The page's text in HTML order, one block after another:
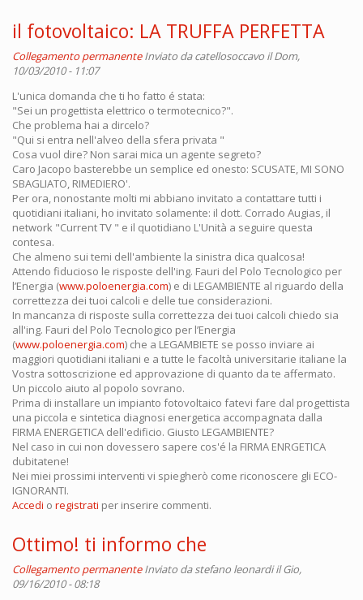
il fotovoltaico: LA TRUFFA PERFETTA
Collegamento permanente Inviato dacatellosoccavo il Dom,
10/03/2010 - 11:07
L'unica domanda che ti ho fatto é stata:
"Sei un progettista elettrico o termotecnico?".
Che problema hai a dircelo?
"Qui si entra nell'alveo della sfera privata "
Cosa vuol dire? Non sarai mica un agente segreto?
Caro Jacopo basterebbe un semplice ed onesto: SCUSATE, MI SONO
SBAGLIATO, RIMEDIERO'.
Per ora, nonostante molti mi abbiano invitato a contattare tutti i
quotidiani italiani, ho invitato solamente: il dott. Corrado Augias, il
network "Current TV " e il quotidiano L'Unità a seguire questa
contesa.
Che almeno sui temi dell'ambiente la sinistra dica qualcosa!
Attendo fiducioso le risposte dell'ing. Fauri del Polo Tecnologico per
l’Energia (www.poloenergia.com) e di LEGAMBIENTE al riguardo della
correttezza dei tuoi calcoli e delle tue considerazioni.
In mancanza di risposte sulla correttezza dei tuoi calcoli chiedo sia
all'ing. Fauri del Polo Tecnologico per l’Energia
(www.poloenergia.com) che a LEGAMBIETE se posso inviare ai
maggiori quotidiani italiani e a tutte le facoltà universitarie italiane la
Vostra sottoscrizione ed approvazione di quanto da te affermato.
Un piccolo aiuto al popolo sovrano.
Prima di installare un impianto fotovoltaico fatevi fare dal progettista
una piccola e sintetica diagnosi energetica accompagnata dalla
FIRMA ENERGETICA dell'edificio. Giusto LEGAMBIENTE?
Nel caso in cui non dovessero sapere cos'é la FIRMA ENRGETICA
dubitatene!
Nei miei prossimi interventi vi spiegherò come riconoscere gli ECO-
IGNORANTI.
Accedi o registrati per inserire commenti.
Ottimo! ti informo che
Collegamento permanente Inviato da stefano leonardiil Gio,
09/16/2010 - 08:18